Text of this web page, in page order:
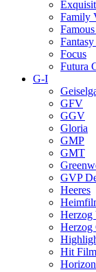
Exquisit
Family
Focus
Futura
G-I
GFV
GGV
Gloria
GMP
GMT
GVP
Heeres
Herzog
Herzog
Hit Film